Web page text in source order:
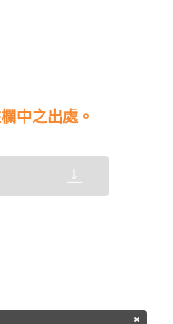
中之出處。